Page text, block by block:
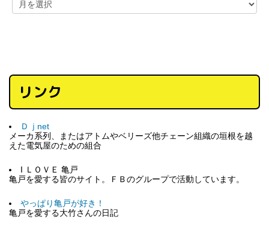
リンク
Ｄｊnet
メーカ系列、またはアトムやベリーズ他チェーン組織の垣根を越
えた電気屋のための組合
I ＬＯＶＥ 亀戸
亀戸を愛する皆のサイト。ＦＢのグループで活動しています。
やっぱり亀戸が好き！
亀戸を愛する大竹さんの日記